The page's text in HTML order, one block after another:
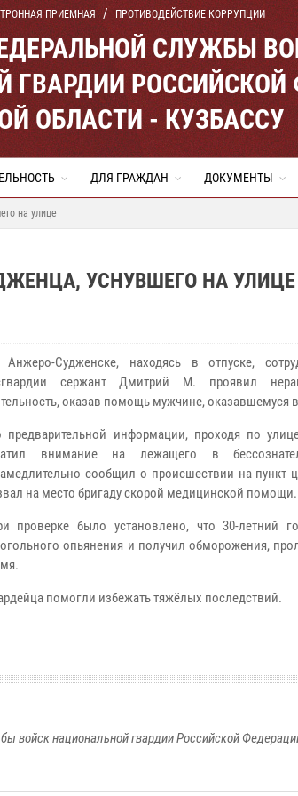
ПРИЕМНАЯ ПРОТИВОДЕЙСТВИЕ КОРРУПЦИИ
СЛУЖБЫ
ГВАРДИИ РОССИЙСКОЙ
ОБЛАСТИ - КУЗБАССУ
ДЛЯ ГРАЖДАН ДОКУМЕНТЫ
на улице
УСНУВШЕГО НА УЛИЦЕ
Судженске, находясь в отпуске,
сержант Дмитрий М. проявил
оказав помощь мужчине, оказавшемуся
предварительной информации, проходя по
внимание на лежащего в
сообщил о происшествии на пункт
на место бригаду скорой медицинской помощи.
проверке было установлено, что 30-летний
опьянения и получил обморожения,
помогли избежать тяжёлых последствий.
войск национальной гвардии Российской